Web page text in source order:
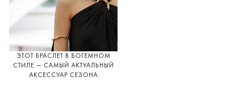
ЭТОТ БРАСЛЕТ В БОГЕМНОМ
СТИЛЕ — САМЫЙ АКТУАЛЬНЫЙ
АКСЕССУАР СЕЗОНА